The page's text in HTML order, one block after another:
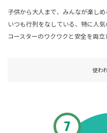
子供から大人まで、みんなが楽し
いつも行列をなしている、特に人
コースターのワクワクと安全を両立
使わ